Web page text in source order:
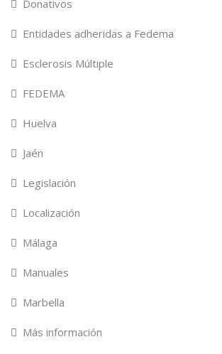
Donativos
Entidades adheridas a Fedema
Esclerosis Múltiple
FEDEMA
Huelva
Jaén
Legislación
Localización
Málaga
Manuales
Marbella
Más información